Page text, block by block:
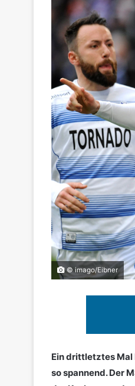
© imago/Eibner
Ein drittletztes Mal
so spannend. Der